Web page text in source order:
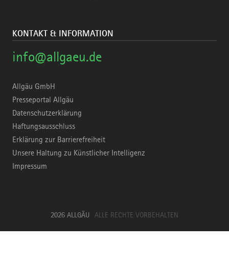
KONTAKT & INFORMATION
info@allgaeu.de
Allgäu GmbH
Presseportal Allgäu
Datenschutzerklärung
Haftungsausschluss
Erklärung zur Barrierefreiheit
Unsere Haltung zu Künstlicher Intelligenz
Impressum
2026 ALLGÄU ALLE RECHTE VORBEHALTEN